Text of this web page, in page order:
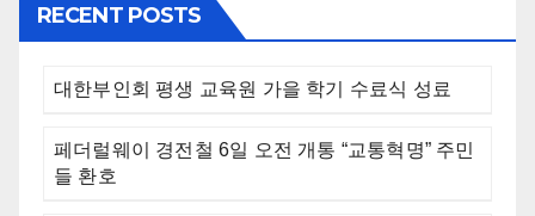
RECENT POSTS
대한부인회 평생 교육원 가을 학기 수료식 성료
페더럴웨이 경전철 6일 오전 개통 “교통혁명” 주민
들 환호